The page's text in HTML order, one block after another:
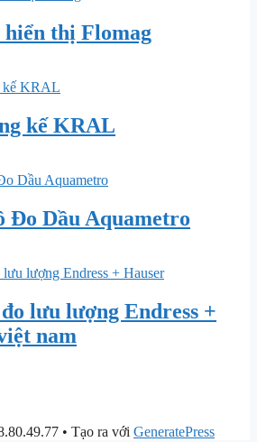
hiển thị Flomag
kế KRAL
Đo Dầu Aquametro
lưu lượng Endress +
nam
• Tạo ra với GeneratePress